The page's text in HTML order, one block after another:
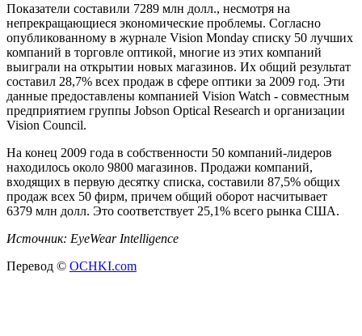
Показатели составили 7289 млн долл., несмотря на
непрекращающиеся экономические проблемы. Согласно
опубликованному в журнале Vision Monday списку 50 лучших
компаний в торговле оптикой, многие из этих компаний
выиграли на открытии новых магазинов. Их общий результат
составил 28,7% всех продаж в сфере оптики за 2009 год. Эти
данные предоставлены компанией Vision Watch - совместным
предприятием группы Jobson Optical Research и организации
Vision Council.
На конец 2009 года в собственности 50 компаний-лидеров
находилось около 9800 магазинов. Продажи компаний,
входящих в первую десятку списка, составили 87,5% общих
продаж всех 50 фирм, причем общий оборот насчитывает
6379 млн долл. Это соответствует 25,1% всего рынка США.
Источник: EyeWear Intelligence
Перевод © OCHKI.com